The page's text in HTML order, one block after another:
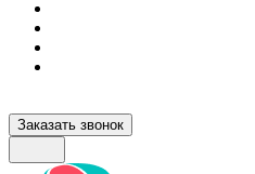
Заказать звонок